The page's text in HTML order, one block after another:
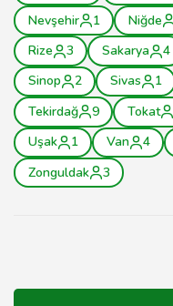
Nevşehir
1 Niğde
Rize
3 Sakarya 4
Sinop
2 Sivas 1
Tekirdağ
9 Tokat
Uşak
1 Van 4
Zonguldak
3